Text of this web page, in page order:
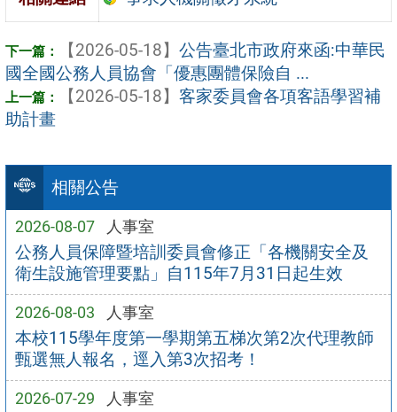
相關公告
2026-08-07 人事室
公務人員保障暨培訓委員會修正「各機關安全及
衛生設施管理要點」自115年7月31日起生效
2026-08-03 人事室
本校115學年度第一學期第五梯次第2次代理教師
甄選無人報名，逕入第3次招考！
2026-07-29 人事室
【2026-05-18】 公告臺北市政府來函:中華民
國全國公務人員協會「優惠團體保險自 ...
【2026-05-18】 客家委員會各項客語學習補
助計畫